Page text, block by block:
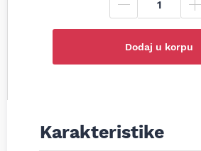
Dodaj u korpu
Karakteristike